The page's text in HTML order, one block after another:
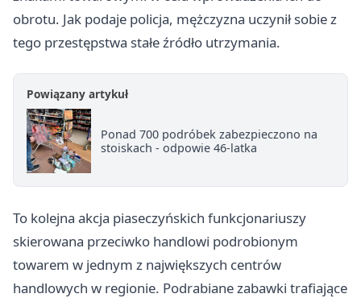
obrotu. Jak podaje policja, mężczyzna uczynił sobie z
tego przestępstwa stałe źródło utrzymania.
Powiązany artykuł
Ponad 700 podróbek zabezpieczono na
stoiskach - odpowie 46-latka
To kolejna akcja piaseczyńskich funkcjonariuszy
skierowana przeciwko handlowi podrobionym
towarem w jednym z największych centrów
handlowych w regionie. Podrabiane zabawki trafiające